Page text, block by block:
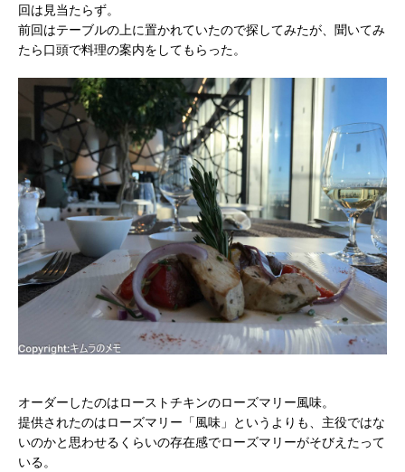
回は見当たらず。
前回はテーブルの上に置かれていたので探してみたが、聞いてみ
たら口頭で料理の案内をしてもらった。
オーダーしたのはローストチキンのローズマリー風味。
提供されたのはローズマリー「風味」というよりも、主役ではな
いのかと思わせるくらいの存在感でローズマリーがそびえたって
いる。